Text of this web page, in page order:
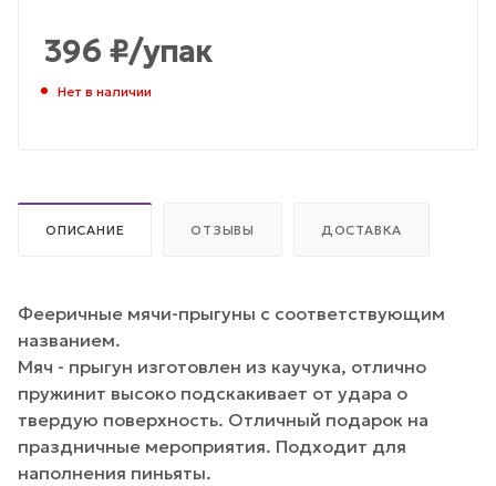
396 ₽/упак
Нет в наличии
ОПИСАНИЕ ОТЗЫВЫ ДОСТАВКА
Фееричные мячи-прыгуны с соответствующим
названием.
Мяч - прыгун изготовлен из каучука, отлично
пружинит высоко подскакивает от удара о
твердую поверхность. Отличный подарок на
праздничные мероприятия. Подходит для
наполнения пиньяты.